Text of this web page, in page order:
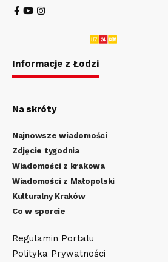
Informacje z Łodzi
Na skróty
Najnowsze wiadomości
Zdjęcie tygodnia
Wiadomości z krakowa
Wiadomości z Małopolski
Kulturalny Kraków
Co w sporcie
Regulamin Portalu
Polityka Prywatności